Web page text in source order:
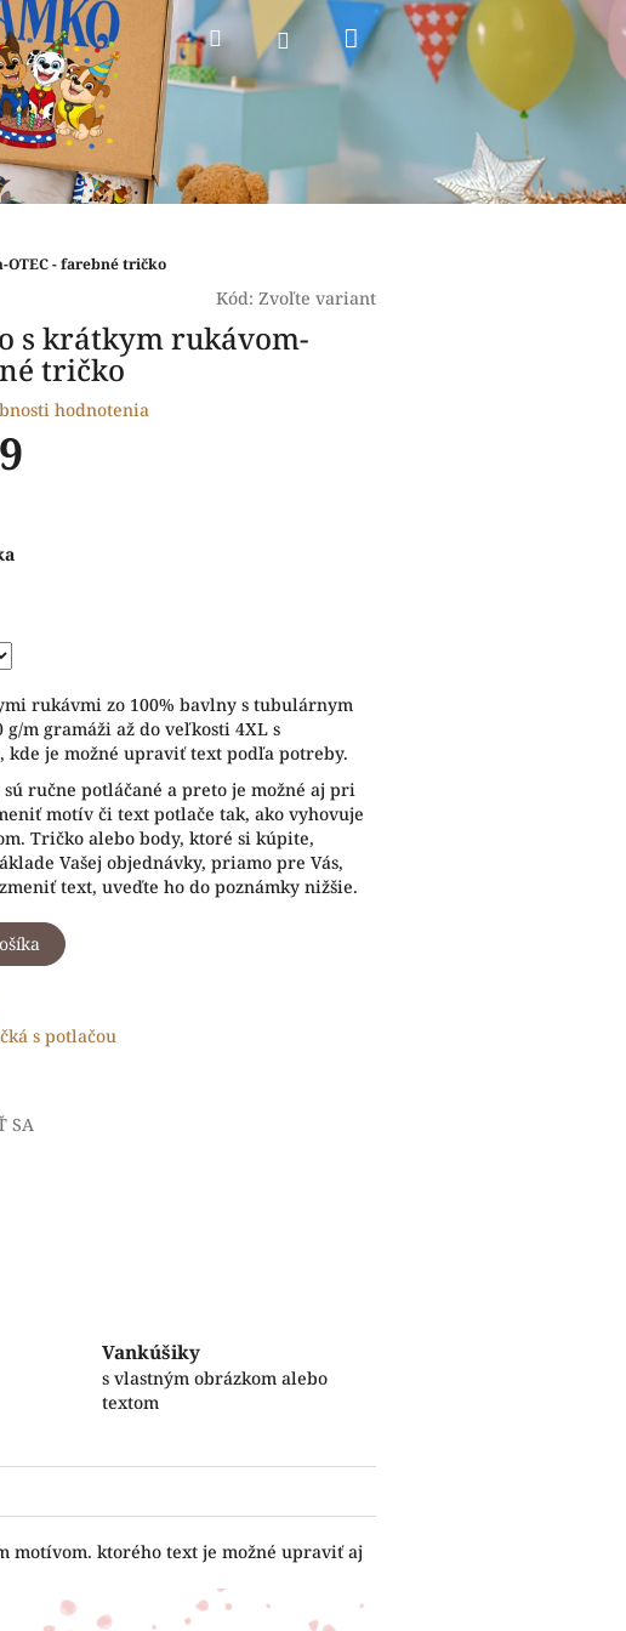
HľadaťPrihlásenieNákupný
- farebné tričko
Kód: Zvoľte variant
s krátkym rukávom-
tričko
hodnotenia
rukávmi zo 100% bavlny s tubulárnym
g/m gramáži až do veľkosti 4XL s
je možné upraviť text podľa potreby.
ručne potláčané a preto je možné aj pri
motív či text potlače tak, ako vyhovuje
Tričko alebo body, ktoré si kúpite,
Vašej objednávky, priamo pre Vás,
text, uveďte ho do poznámky nižšie.
s potlačou
SA
Vankúšiky
s vlastným obrázkom alebo
textom
motívom. ktorého text je možné upraviť aj